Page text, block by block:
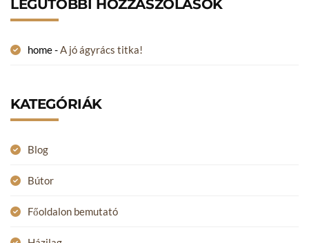
LEGUTÓBBI HOZZÁSZÓLÁSOK
home-A jó ágyrács titka!
KATEGÓRIÁK
Blog
Bútor
Főoldalon bemutató